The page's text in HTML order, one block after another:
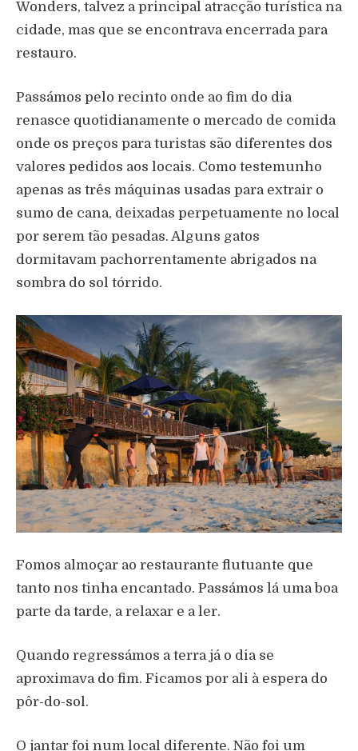
Wonders, talvez a principal atracção turística na
cidade, mas que se encontrava encerrada para
restauro.
Passámos pelo recinto onde ao fim do dia
renasce quotidianamente o mercado de comida
onde os preços para turistas são diferentes dos
valores pedidos aos locais. Como testemunho
apenas as três máquinas usadas para extrair o
sumo de cana, deixadas perpetuamente no local
por serem tão pesadas. Alguns gatos
dormitavam pachorrentamente abrigados na
sombra do sol tórrido.
Fomos almoçar ao restaurante flutuante que
tanto nos tinha encantado. Passámos lá uma boa
parte da tarde, a relaxar e a ler.
Quando regressámos a terra já o dia se
aproximava do fim. Ficamos por ali à espera do
pôr-do-sol.
O jantar foi num local diferente. Não foi um